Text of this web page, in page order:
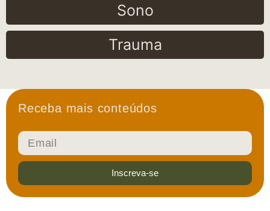
Sono
Trauma
Receba mais conteúdos
Inscreva-se